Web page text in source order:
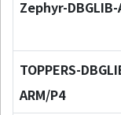
Zephyr-DBGLIB-
TOPPERS-
ARM/P4